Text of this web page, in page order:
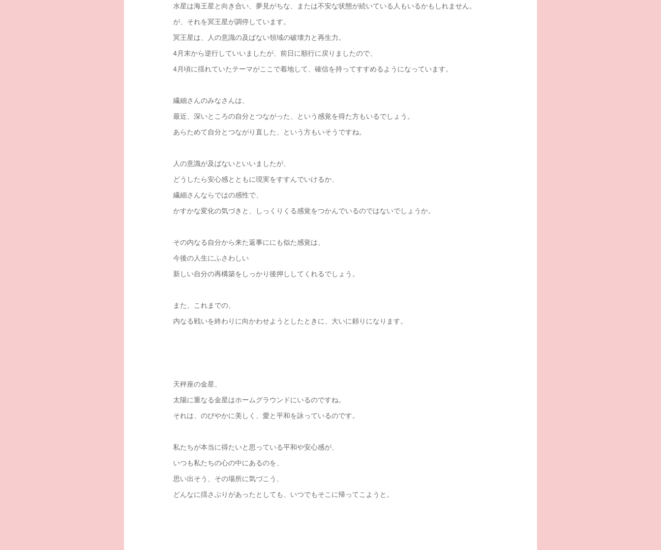
水星は海王星と向き合い、夢見がちな、または不安な状態が続いている人もいるかもしれません。
が、それを冥王星が調停しています。
冥王星は、人の意識の及ばない領域の破壊力と再生力。
4月末から逆行していいましたが、前日に順行に戻りましたので、
4月頃に揺れていたテーマがここで着地して、確信を持ってすすめるようになっています。
繊細さんのみなさんは、
最近、深いところの自分とつながった、という感覚を得た方もいるでしょう。
あらためて自分とつながり直した、という方もいそうですね。
人の意識が及ばないといいましたが、
どうしたら安心感とともに現実をすすんでいけるか、
繊細さんならではの感性で、
かすかな変化の気づきと、しっくりくる感覚をつかんでいるのではないでしょうか。
その内なる自分から来た返事ににも似た感覚は、
今後の人生にふさわしい
新しい自分の再構築をしっかり後押ししてくれるでしょう。
また、これまでの、
内なる戦いを終わりに向かわせようとしたときに、大いに頼りになります。
天秤座の金星、
太陽に重なる金星はホームグラウンドにいるのですね。
それは、のびやかに美しく、愛と平和を詠っているのです。
私たちが本当に得たいと思っている平和や安心感が、
いつも私たちの心の中にあるのを、
思い出そう、その場所に気づこう、
どんなに揺さぶりがあったとしても、いつでもそこに帰ってこようと。